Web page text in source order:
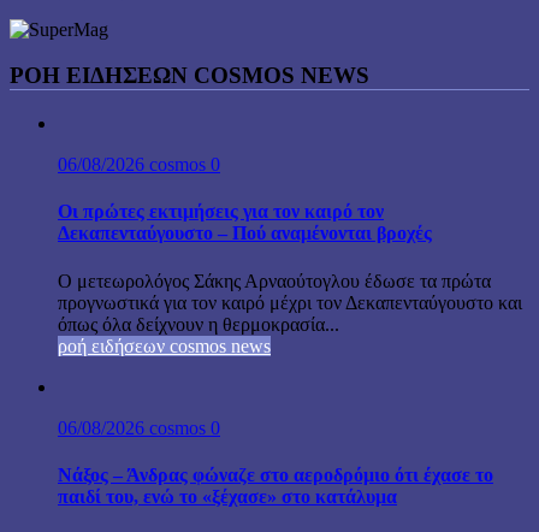
ΡΟΉ ΕΙΔΉΣΕΩΝ COSMOS NEWS
06/08/2026 cosmos 0
Οι πρώτες εκτιμήσεις για τον καιρό τον
Δεκαπενταύγουστο – Πού αναμένονται βροχές
Ο μετεωρολόγος Σάκης Αρναούτογλου έδωσε τα πρώτα
προγνωστικά για τον καιρό μέχρι τον Δεκαπενταύγουστο και
όπως όλα δείχνουν η θερμοκρασία...
ροή ειδήσεων cosmos news
06/08/2026 cosmos 0
Νάξος – Άνδρας φώναζε στο αεροδρόμιο ότι έχασε το
παιδί του, ενώ το «ξέχασε» στο κατάλυμα